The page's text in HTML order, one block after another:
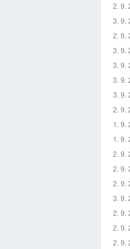
2. 9.
3. 9.
2. 9.
3. 9.
3. 9.
3. 9.
3. 9.
2. 9.
1. 9.
1. 9.
2. 9.
2. 9.
2. 9.
3. 9.
2. 9.
2. 9.
2. 9.